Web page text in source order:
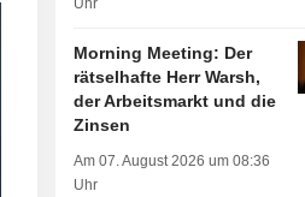
Uhr
Morning Meeting: Der
rätselhafte Herr Warsh,
der Arbeitsmarkt und die
Zinsen
Am 07. August 2026 um 08:36
Uhr